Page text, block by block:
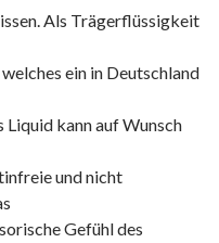
Als Trägerflüssigkeit
ein in Deutschland
kann auf Wunsch
und nicht
Gefühl des